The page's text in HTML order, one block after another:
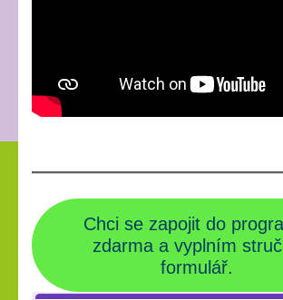
Chci se zapojit do
zdarma a vyplním
formulář.